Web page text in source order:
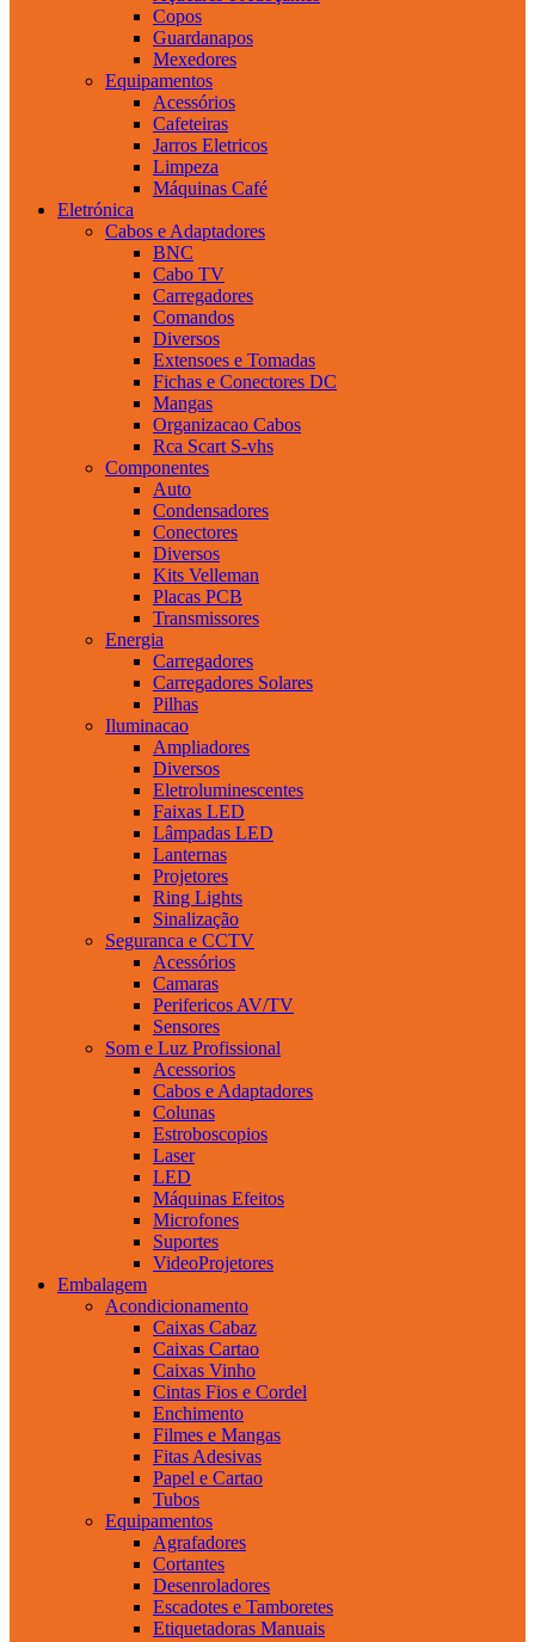
Copos
Guardanapos
Mexedores
Equipamentos
Acessórios
Cafeteiras
Jarros Eletricos
Limpeza
Máquinas Café
Eletrónica
Cabos e Adaptadores
BNC
Cabo TV
Carregadores
Comandos
Diversos
Extensoes e Tomadas
Fichas e Conectores DC
Mangas
Organizacao Cabos
Rca Scart S-vhs
Componentes
Auto
Condensadores
Conectores
Diversos
Kits Velleman
Placas PCB
Transmissores
Energia
Carregadores
Carregadores Solares
Pilhas
Iluminacao
Ampliadores
Diversos
Eletroluminescentes
Faixas LED
Lâmpadas LED
Lanternas
Projetores
Ring Lights
Sinalização
Seguranca e CCTV
Acessórios
Camaras
Perifericos AV/TV
Sensores
Som e Luz Profissional
Acessorios
Cabos e Adaptadores
Colunas
Estroboscopios
Laser
LED
Máquinas Efeitos
Microfones
Suportes
VideoProjetores
Embalagem
Acondicionamento
Caixas Cabaz
Caixas Cartao
Caixas Vinho
Cintas Fios e Cordel
Enchimento
Filmes e Mangas
Fitas Adesivas
Papel e Cartao
Tubos
Equipamentos
Agrafadores
Cortantes
Desenroladores
Escadotes e Tamboretes
Etiquetadoras Manuais